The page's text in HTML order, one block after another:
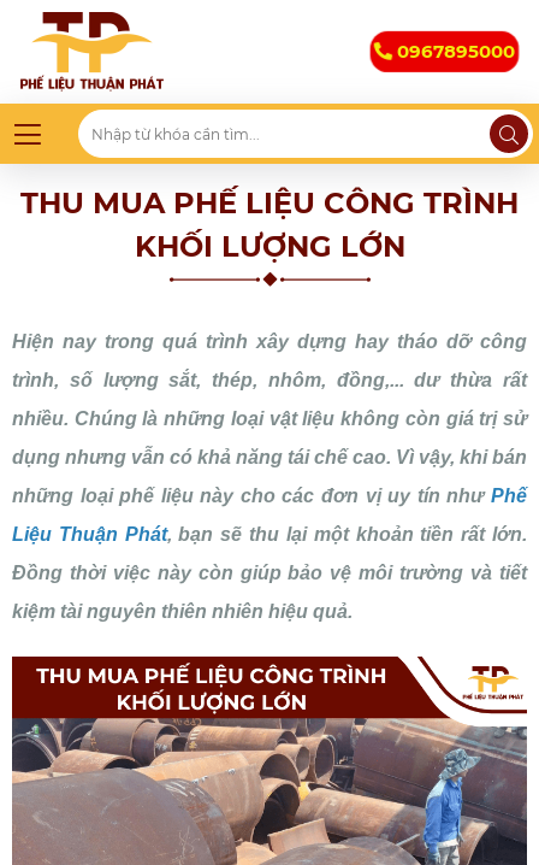
0967895000
THU MUA PHẾ LIỆU CÔNG TRÌNH
KHỐI LƯỢNG LỚN
Hiện nay trong quá trình xây dựng hay tháo dỡ công
trình, số lượng sắt, thép, nhôm, đồng,... dư thừa rất
nhiều. Chúng là những loại vật liệu không còn giá trị sử
dụng nhưng vẫn có khả năng tái chế cao. Vì vậy, khi bán
những loại phế liệu này cho các đơn vị uy tín như Phế
Liệu Thuận Phát, bạn sẽ thu lại một khoản tiền rất lớn.
Đồng thời việc này còn giúp bảo vệ môi trường và tiết
kiệm tài nguyên thiên nhiên hiệu quả.